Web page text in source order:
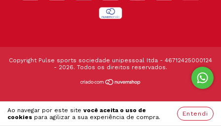
Ao navegar por este site você aceita o uso de
cookies para agilizar a sua experiência de compra. Entendi
Copyright Pulse sports sociedade unipessoal Itda - 46712425000124
- 2026. Todos os direitos reservados.